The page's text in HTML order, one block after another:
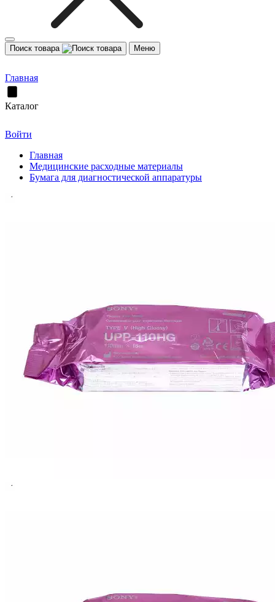
Поиск товара Меню
Главная
Каталог
Войти
Главная
Медицинские расходные материалы
Бумага для диагностической аппаратуры